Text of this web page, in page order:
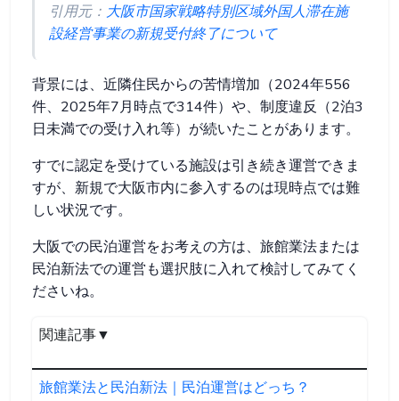
引用元： 大阪市国家戦略特別区域外国人滞在施
設経営事業の新規受付終了について
背景には、近隣住民からの苦情増加（2024年556
件、2025年7月時点で314件）や、制度違反（2泊3
日未満での受け入れ等）が続いたことがあります。
すでに認定を受けている施設は引き続き運営できま
すが、新規で大阪市内に参入するのは現時点では難
しい状況です。
大阪での民泊運営をお考えの方は、旅館業法または
民泊新法での運営も選択肢に入れて検討してみてく
ださいね。
関連記事▼
旅館業法と民泊新法｜民泊運営はどっち？